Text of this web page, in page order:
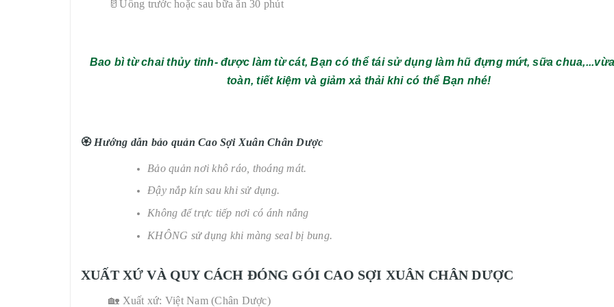
🥛Uống trước hoặc sau bữa ăn 30 phút
Bao bì từ chai thủy tinh- được làm từ cát, Bạn có thể tái sử dụng làm hũ đựng mứt, sữa
toàn, tiết kiệm và giảm xả thải khi có thể Bạn nhé!
🏵Hướng dẫn bảo quản Cao Sợi Xuân Chân Dược
Bảo quản nơi khô ráo, thoáng mát.
Đậy nắp kín sau khi sử dụng.
Không để trực tiếp nơi có ánh nắng
KHÔNG sử dụng khi màng seal bị bung.
XUẤT XỨ VÀ QUY CÁCH ĐÓNG GÓI CAO SỢI XUÂN CHÂN DƯỢC
🏡 Xuất xứ: Việt Nam (Chân Dược)